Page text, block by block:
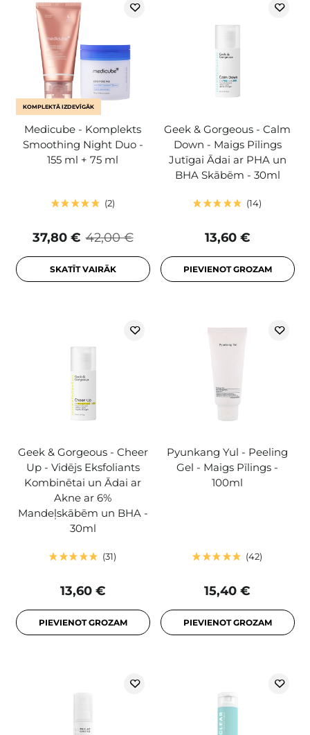
KOMPLEKTĀ IZDEVĪGĀK
Medicube - Komplekts
Smoothing Night Duo -
155 ml + 75 ml
2
42,00 €
37,80 €
SKATĪT VAIRĀK
Geek & Gorgeous - Calm
Down - Maigs Pīlings
Jutīgai Ādai ar PHA un
BHA Skābēm - 30ml
14
13,60 €
PIEVIENOT GROZAM
Geek & Gorgeous - Cheer
Up - Vidējs Eksfoliants
Kombinētai un Ādai ar
Akne ar 6%
Mandeļskābēm un BHA -
30ml
31
13,60 €
PIEVIENOT GROZAM
Pyunkang Yul - Peeling
Gel - Maigs Pīlings -
100ml
42
15,40 €
PIEVIENOT GROZAM